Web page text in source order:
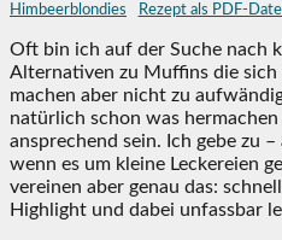
Himbeerblondies Rezept als PDF-
Oft bin ich auf der Suche nach
Alternativen zu Muffins die
machen aber nicht zu
natürlich schon was
ansprechend sein. Ich gebe zu
wenn es um kleine Leckereien
vereinen aber genau das:
Highlight und dabei unfassbar